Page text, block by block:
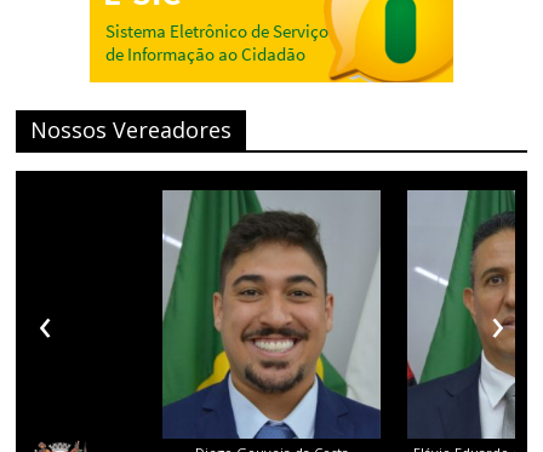
Nossos Vereadores
‹ ›